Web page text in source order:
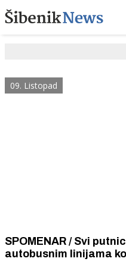
09. Listopad
SPOMENAR / Svi
autobusnim linijama